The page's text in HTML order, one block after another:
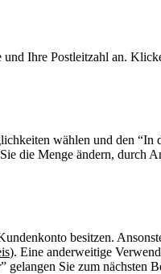
Ihre Postleitzahl an.
wählen und den
die Menge ändern, durch
besitzen.
). Eine anderweitige
gelangen Sie zum nächsten